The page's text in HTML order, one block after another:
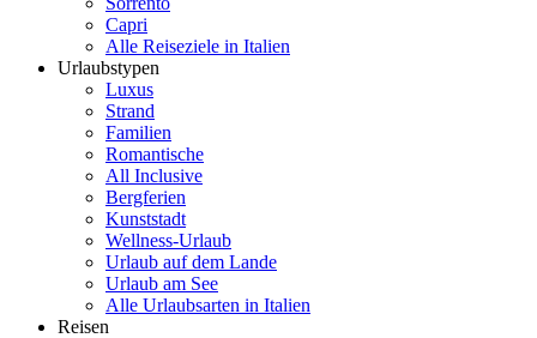
Capri
Alle Reiseziele in Italien
Urlaubstypen
Luxus
Strand
Familien
Romantische
All Inclusive
Bergferien
Kunststadt
Wellness-Urlaub
Urlaub auf dem Lande
Urlaub am See
Alle Urlaubsarten in Italien
Reisen